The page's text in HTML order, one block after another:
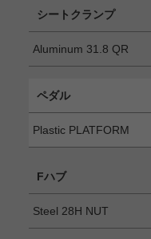
シートクランプ
Aluminum 31.8 QR
ペダル
Plastic PLATFORM
Fハブ
Steel 28H NUT